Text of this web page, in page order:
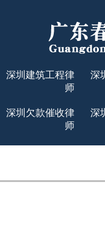
深圳建筑工程律
师
深
深圳欠款催收律
师
深